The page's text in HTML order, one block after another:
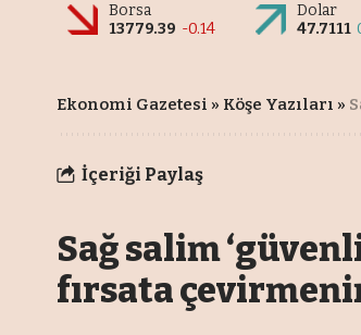
Borsa
13779.39 -0.14
Dolar
47.7111
Ekonomi Gazetesi » Köşe Yazıları »
İçeriği Paylaş
Sağ salim
fırsata